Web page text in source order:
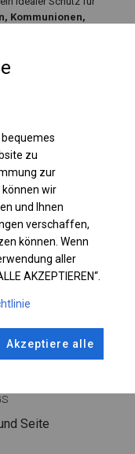
Kommunionen,
Seite
zu
zur
können wir
und Ihnen
verschaffen,
können. Wenn
aller
AKZEPTIEREN“.
Akzeptiere alle